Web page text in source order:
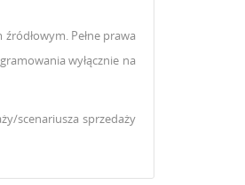
Pełne prawa
wyłącznie na
scenariusza sprzedaży